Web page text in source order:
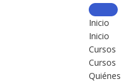
Inicio
Inicio
Cursos
Cursos
Quiénes